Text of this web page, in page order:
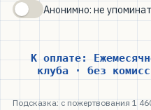
Анонимно: не
К оплате:
клуба · без
Подсказка: с пожертвования 1